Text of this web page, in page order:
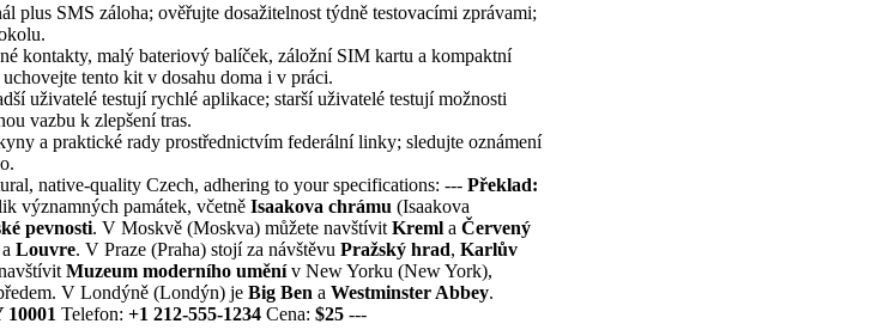
plus SMS záloha; ověřujte dosažitelnost týdně testovacími zprávami;
kontakty, malý bateriový balíček, záložní SIM kartu a kompaktní
tento kit v dosahu doma i v práci.
uživatelé testují rychlé aplikace; starší uživatelé testují možnosti
vazbu k zlepšení tras.
a praktické rady prostřednictvím federální linky; sledujte oznámení
native-quality Czech, adhering to your specifications: --- Překlad:
významných památek, včetně Isaakova chrámu (Isaakova
pevnosti. V Moskvě (Moskva) můžete navštívit Kreml a Červený
a Louvre. V Praze (Praha) stojí za návštěvu Pražský hrad, Karlův
Muzeum moderního uměnív New Yorku (New York),
V Londýně (Londýn) je Big Ben a Westminster Abbey.
Telefon: +1 212-555-1234 Cena: $25 ---